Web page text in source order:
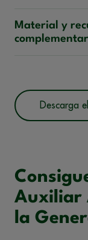
Material y
Descarga
Auxiliar
la